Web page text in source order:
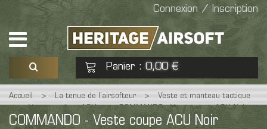
Connexion / Inscription
Panier : 0,00 €
Voir mon panier Commander
Accueil > La tenue de l’airsofteur >
Veste et manteau tactique
Veste tactique ACU COMMANDO - Veste coupe ACU Noir
COMMANDO - Veste coupe ACU Noir